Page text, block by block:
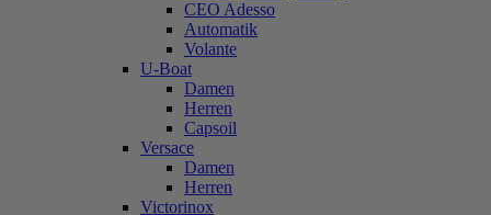
CEO Adesso
Automatik
Volante
U-Boat
Damen
Herren
Capsoil
Versace
Damen
Herren
Victorinox